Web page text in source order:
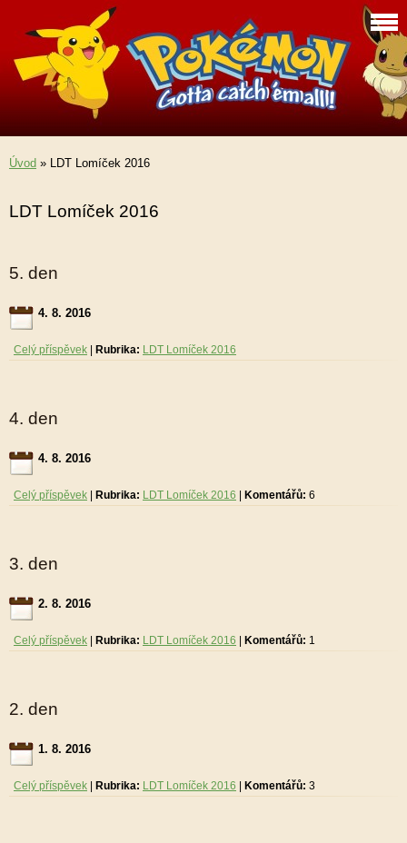
Úvod » LDT Lomíček 2016
LDT Lomíček 2016
5. den
4. 8. 2016
Celý příspěvek Rubrika: LDT Lomíček 2016
4. den
4. 8. 2016
Celý příspěvek Rubrika: LDT Lomíček 2016 Komentářů: 6
3. den
2. 8. 2016
Celý příspěvek Rubrika: LDT Lomíček 2016 Komentářů: 1
2. den
1. 8. 2016
Celý příspěvek Rubrika: LDT Lomíček 2016 Komentářů: 3